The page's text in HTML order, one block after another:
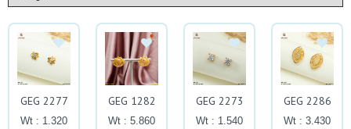
GEG 2277
Wt : 1.320
GEG 1282
Wt : 5.860
GEG 2273
Wt : 1.540
GEG 2286
Wt : 3.430